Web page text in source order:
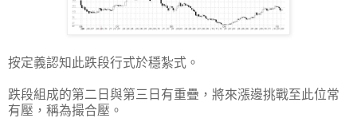
按定義認知此跌段行式於穩紮式。
跌段組成的第二日與第三日有重疊，將來漲邊挑戰至此位常
有壓，稱為撮合壓。